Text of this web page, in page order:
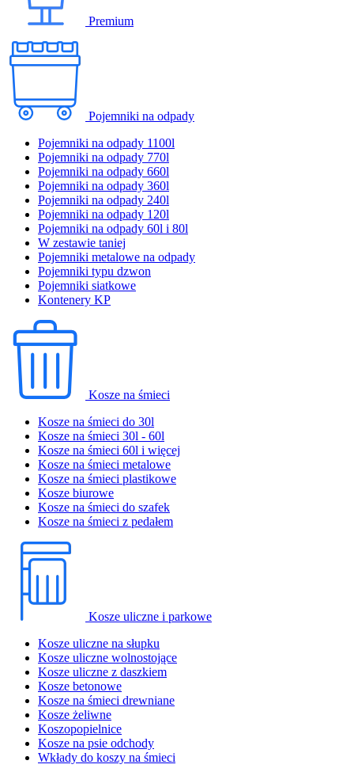
Premium
Pojemniki na odpady
Pojemniki na odpady 1100l
Pojemniki na odpady 770l
Pojemniki na odpady 660l
Pojemniki na odpady 360l
Pojemniki na odpady 240l
Pojemniki na odpady 120l
Pojemniki na odpady 60l i 80l
W zestawie taniej
Pojemniki metalowe na odpady
Pojemniki typu dzwon
Pojemniki siatkowe
Kontenery KP
Kosze na śmieci
Kosze na śmieci do 30l
Kosze na śmieci 30l - 60l
Kosze na śmieci 60l i więcej
Kosze na śmieci metalowe
Kosze na śmieci plastikowe
Kosze biurowe
Kosze na śmieci do szafek
Kosze na śmieci z pedałem
Kosze uliczne i parkowe
Kosze uliczne na słupku
Kosze uliczne wolnostojące
Kosze uliczne z daszkiem
Kosze betonowe
Kosze na śmieci drewniane
Kosze żeliwne
Koszopopielnice
Kosze na psie odchody
Wkłady do koszy na śmieci